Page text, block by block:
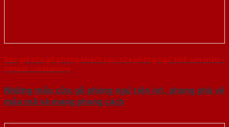
Báo giá cửa gỗ phòng khách sạn, cửa phòng ngủ HDF sơn màu –
veneer – melamine
Những mẫu cửa gỗ phòng ngủ tiện lợi, phong phú về
mẫu mã và mang phong cách